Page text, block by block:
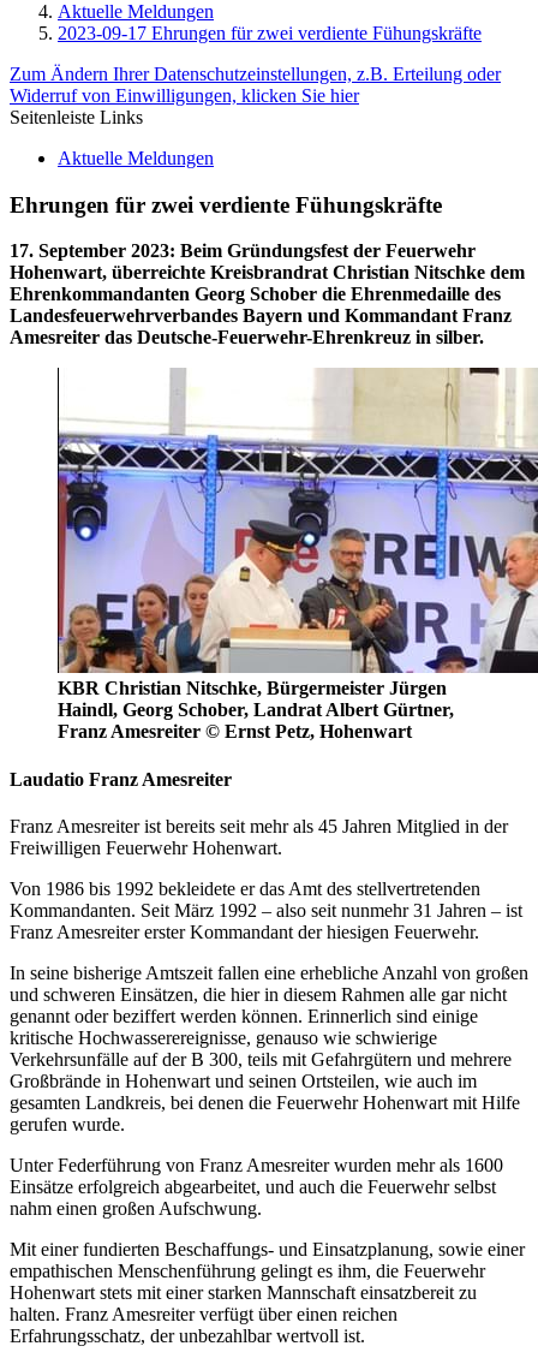
Aktuelle Meldungen
2023-09-17 Ehrungen für zwei verdiente Fühungskräfte
Zum Ändern Ihrer Datenschutzeinstellungen, z.B. Erteilung oder
Widerruf von Einwilligungen, klicken Sie hier
Seitenleiste Links
Aktuelle Meldungen
Ehrungen für zwei verdiente Fühungskräfte
17. September 2023: Beim Gründungsfest der Feuerwehr
Hohenwart, überreichte Kreisbrandrat Christian Nitschke dem
Ehrenkommandanten Georg Schober die Ehrenmedaille des
Landesfeuerwehrverbandes Bayern und Kommandant Franz
Amesreiter das Deutsche-Feuerwehr-Ehrenkreuz in silber.
KBR Christian Nitschke, Bürgermeister Jürgen
Haindl, Georg Schober, Landrat Albert Gürtner,
Franz Amesreiter © Ernst Petz, Hohenwart
Laudatio Franz Amesreiter
Franz Amesreiter ist bereits seit mehr als 45 Jahren Mitglied in der
Freiwilligen Feuerwehr Hohenwart.
Von 1986 bis 1992 bekleidete er das Amt des stellvertretenden
Kommandanten. Seit März 1992 – also seit nunmehr 31 Jahren – ist
Franz Amesreiter erster Kommandant der hiesigen Feuerwehr.
In seine bisherige Amtszeit fallen eine erhebliche Anzahl von großen
und schweren Einsätzen, die hier in diesem Rahmen alle gar nicht
genannt oder beziffert werden können. Erinnerlich sind einige
kritische Hochwasserereignisse, genauso wie schwierige
Verkehrsunfälle auf der B 300, teils mit Gefahrgütern und mehrere
Großbrände in Hohenwart und seinen Ortsteilen, wie auch im
gesamten Landkreis, bei denen die Feuerwehr Hohenwart mit Hilfe
gerufen wurde.
Unter Federführung von Franz Amesreiter wurden mehr als 1600
Einsätze erfolgreich abgearbeitet, und auch die Feuerwehr selbst
nahm einen großen Aufschwung.
Mit einer fundierten Beschaffungs- und Einsatzplanung, sowie einer
empathischen Menschenführung gelingt es ihm, die Feuerwehr
Hohenwart stets mit einer starken Mannschaft einsatzbereit zu
halten. Franz Amesreiter verfügt über einen reichen
Erfahrungsschatz, der unbezahlbar wertvoll ist.